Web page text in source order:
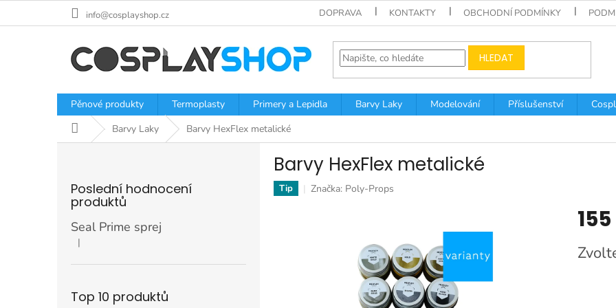
info@cosplayshop.cz DOPRAVA KONTAKTY OBCHODNÍ PODMÍNKY
HLEDAT
Pěnové produkty Termoplasty Primery a Lepidla Barvy Laky Modelování Příslušenství
Domů Barvy Laky Barvy HexFlex metalické
Poslední hodnocení
produktů
Seal Prime sprej
Hodnocení produktu je 5 z 5 hvězdiček.
|
Top 10 produktů
Barvy HexFlex metalické
Tip Značka: Poly-Props
cena: